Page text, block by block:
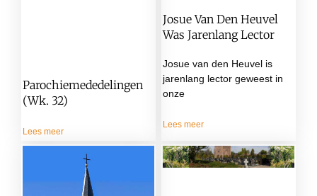
Parochiemededelingen
(wk. 32)
Lees meer
Josue Van Den Heuvel
Was Jarenlang Lector
Josue van den Heuvel is
jarenlang lector geweest in
onze
Lees meer